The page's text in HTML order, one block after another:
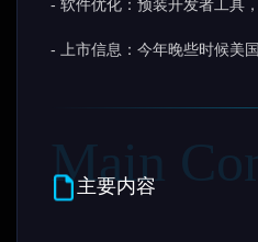
- 软件优化：预装开发者工具
- 上市信息：今年晚些时候美
主要内容